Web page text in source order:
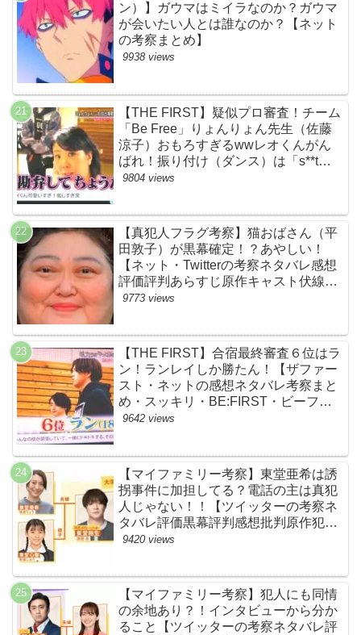
ン）】ガウマはミイラなのか？ガウマ
が会いたい人とは誰なのか？【ネット
の考察まとめ】
9938 views
【THE FIRST】疑似プロ審査！チーム
「Be Free」りょんりょん先生（佐藤
涼子）おもろすぎるwwレオくんがん
ばれ！振り付け（ダンス）は「s**t
kingz」のOguri・Kazuki！豪華！【ネ
BE:FIRST・ビーファースト】
9804 views
【真犯人フラグ考察】猫おばさん（平
田敦子）が黒幕確定！？あやしい！
【ネット・Twitterの考察ネタバレ感想
評価評判あらすじ原作キャスト伏線ま
とめ】
9773 views
【THE FIRST】合宿最終審査６位はラ
ン！ランレイしか勝たん！【ザファー
スト・ネットの感想ネタバレ考察まと
め・スッキリ・BE:FIRST・ビーファ
ースト】
9642 views
【マイファミリー考察】東堂亜希は誘
拐事件に加担してる？電話の主は真犯
人じゃない！！【ツイッターの考察ネ
タバレ評価黒幕評判感想批判原作犯人
キャスト脚本あらすじ伏線まとめ】
9420 views
【マイファミリー考察】犯人にも同情
の余地あり？！インタビューから分か
ること【ツイッターの考察ネタバレ評